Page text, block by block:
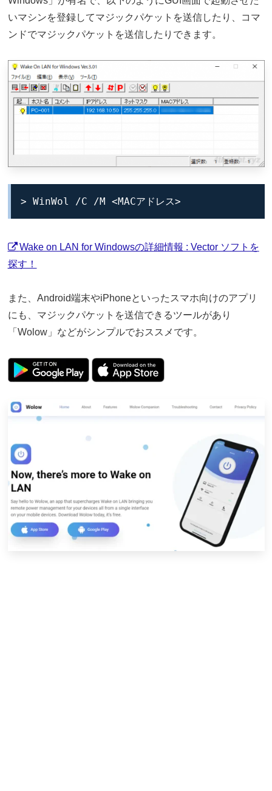
いマシンを登録してマジックパケットを送信したり、コマ
ンドでマジックパケットを送信したりできます。
> WinWol /C /M <MACアドレス>
Wake on LAN for Windowsの詳細情報 : Vector ソフトを
探す！
また、Android端末やiPhoneといったスマホ向けのアプリ
にも、マジックパケットを送信できるツールがあり
「Wolow」などがシンプルでおススメです。